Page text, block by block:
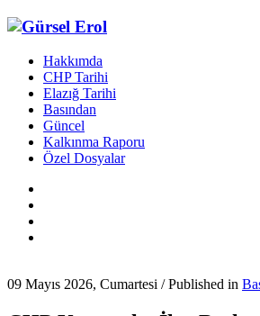
Hakkımda
CHP Tarihi
Elazığ Tarihi
Basından
Güncel
Kalkınma Raporu
Özel Dosyalar
09 Mayıs 2026, Cumartesi /Published in